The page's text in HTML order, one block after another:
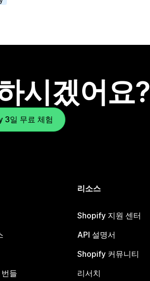
시겠어요?
3일 무료 체험
들
리소스
Shopify 지원 센터
API 설명서
Shopify 커뮤니티
리서치